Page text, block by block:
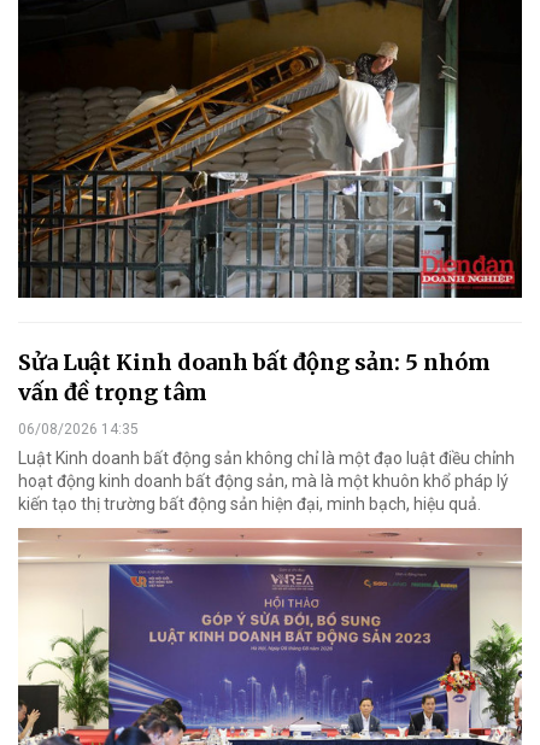
Sửa Luật Kinh doanh bất động sản: 5 nhóm
vấn đề trọng tâm
06/08/2026 14:35
Luật Kinh doanh bất động sản không chỉ là một đạo luật điều chỉnh
hoạt động kinh doanh bất động sản, mà là một khuôn khổ pháp lý
kiến tạo thị trường bất động sản hiện đại, minh bạch, hiệu quả.